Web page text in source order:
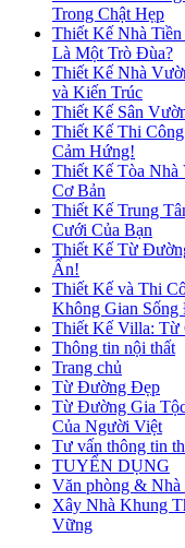
Trong Chật Hẹp
Thiết Kế Nhà
Là Một Trò Đùa?
Thiết Kế Nhà
và Kiến Trúc
Thiết Kế Sân
Thiết Kế Thi
Cảm Hứng!
Thiết Kế Tòa Nhà
Cơ Bản
Thiết Kế Trung
Cưới Của Bạn
Thiết Kế Từ
Ẩn!
Thiết Kế và Thi
Không Gian Sống
Thiết Kế Villa: Từ
Thông tin nội thất
Trang chủ
Từ Đường Đẹp
Từ Đường Gia
Của Người Việt
Tư vấn thông tin
TUYỂN DỤNG
Văn phòng & Nhà
Xây Nhà Khung
Vững